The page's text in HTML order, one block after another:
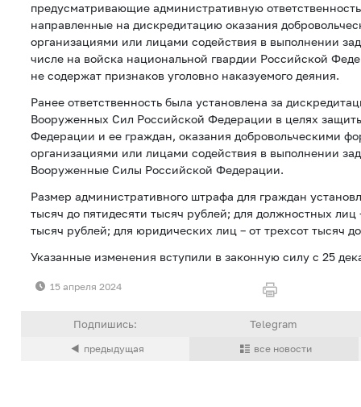
предусматривающие административную
направленные на дискредитацию оказания
организациями или лицами содействия в выполнении
числе на войска национальной гвардии Российской
не содержат признаков уголовно наказуемого деяния.
Ранее ответственность была установлена за
Вооруженных Сил Российской Федерации в целях
Федерации и ее граждан, оказания добровольческими
организациями или лицами содействия в выполнении
Вооруженные Силы Российской Федерации.
Размер административного штрафа для граждан
тысяч до пятидесяти тысяч рублей; для должностных лиц
тысяч рублей; для юридических лиц – от трехсот тысяч
Указанные изменения вступили в законную силу с 25
15 апреля 2024